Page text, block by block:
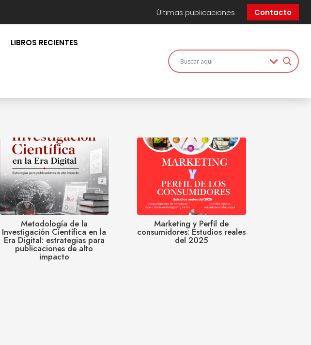
Últimas publicaciones Contacto
LIBROS RECIENTES
Metodología de la
Investigación Científica en la
Era Digital: estrategias para
publicaciones de alto
impacto
Marketing y Perfil de
consumidores: Estudios reales
del 2025